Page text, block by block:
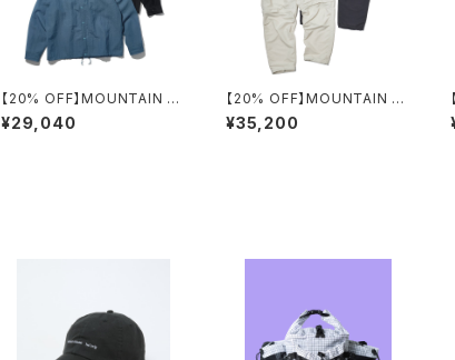
【20% OFF】MOUNTAIN RE
SEARCH / F.M. COACH S
HIRT
¥29,040
【20% OFF】MOUNTAIN RE
SEARCH / ID PANTS +
¥35,200